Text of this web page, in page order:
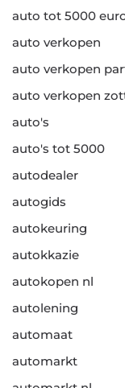
auto tot 5000
auto verkopen
auto verkopen
auto verkopen
auto's
auto's tot 5000
autodealer
autogids
autokeuring
autokkazie
autokopen nl
autolening
automaat
automarkt